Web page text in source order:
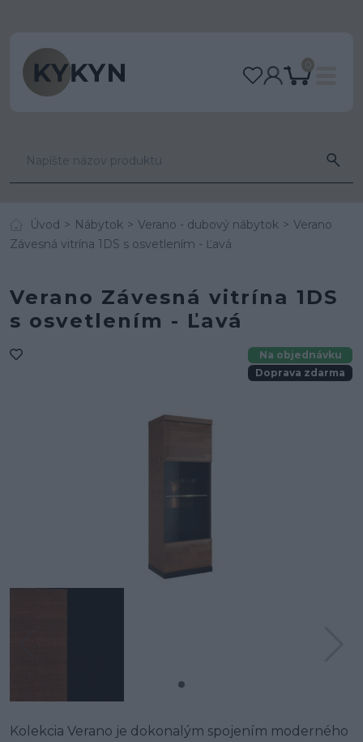
0
Úvod Nábytok Verano - dubový nábytok
Verano
Závesná vitrína 1DS s osvetlením - Ľavá
Verano Závesná vitrína 1DS
s osvetlením - Ľavá
Na objednávku
Doprava zdarma
Kolekcia Verano je dokonalým spojením moderného